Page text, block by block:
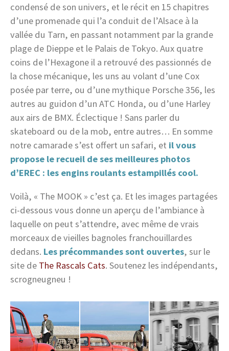
condensé de son univers, et le récit en 15 chapitres
d’une promenade qui l’a conduit de l’Alsace à la
vallée du Tarn, en passant notamment par la grande
plage de Dieppe et le Palais de Tokyo. Aux quatre
coins de l’Hexagone il a retrouvé des passionnés de
la chose mécanique, les uns au volant d’une Cox
posée par terre, ou d’une mythique Porsche 356, les
autres au guidon d’un ATC Honda, ou d’une Harley
aux airs de BMX. Éclectique ! Sans parler du
skateboard ou de la mob, entre autres… En somme
notre camarade s’est offert un safari, et il vous
propose le recueil de ses meilleures photos
d’EREC : les engins roulants estampillés cool.
Voilà, « The MOOK » c’est ça. Et les images partagées
ci-dessous vous donne un aperçu de l’ambiance à
laquelle on peut s’attendre, avec même de vrais
morceaux de vieilles bagnoles franchouillardes
dedans. Les précommandes sont ouvertes, sur le
site de The Rascals Cats. Soutenez les indépendants,
scrogneugneu !